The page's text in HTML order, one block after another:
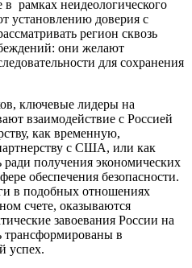
рамках неидеологического
установлению доверия с
регион сквозь
они желают
для сохранения
ключевые лидеры на
взаимодействие с Россией
как временную,
с США, или как
получения экономических
обеспечения безопасности.
в подобных отношениях
счете, оказываются
завоевания России на
в
успех.